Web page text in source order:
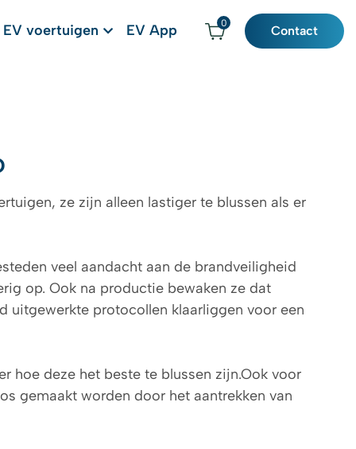
EV voertuigen EV App 0 Contact
ze zijn alleen lastiger te blussen als er
veel aandacht aan de brandveiligheid
op. Ook na productie bewaken ze dat
uitgewerkte protocollen klaarliggen voor een
hoe deze het beste te blussen zijn.Ook voor
gemaakt worden door het aantrekken van